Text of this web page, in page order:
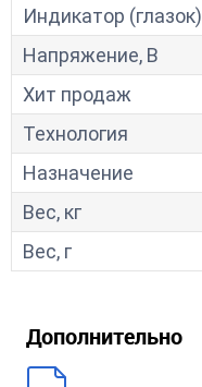
Индикатор (глазок)
Напряжение, В
Хит продаж
Технология
Назначение
Вес, кг
Вес, г
Дополнительно